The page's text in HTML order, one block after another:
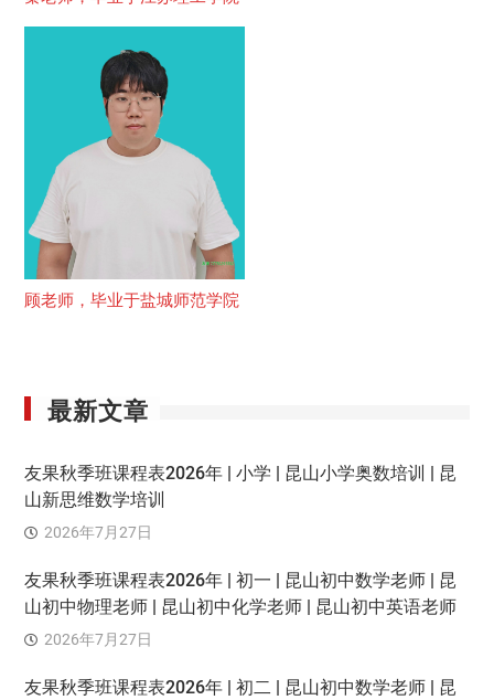
顾老师，毕业于盐城师范学院
最新文章
友果秋季班课程表2026年 | 小学 | 昆山小学奥数培训 | 昆
山新思维数学培训
2026年7月27日
友果秋季班课程表2026年 | 初一 | 昆山初中数学老师 | 昆
山初中物理老师 | 昆山初中化学老师 | 昆山初中英语老师
2026年7月27日
友果秋季班课程表2026年 | 初二 | 昆山初中数学老师 | 昆